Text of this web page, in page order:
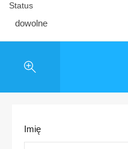
Status
dowolne
Imię